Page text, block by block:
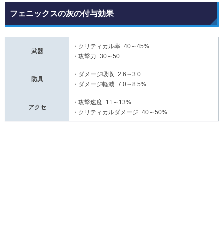
フェニックスの灰の付与効果
武器
・クリティカル率+40～45%
・攻撃力+30～50
防具
・ダメージ吸収+2.6～3.0
・ダメージ軽減+7.0～8.5%
アクセ
・攻撃速度+11～13%
・クリティカルダメージ+40～50%